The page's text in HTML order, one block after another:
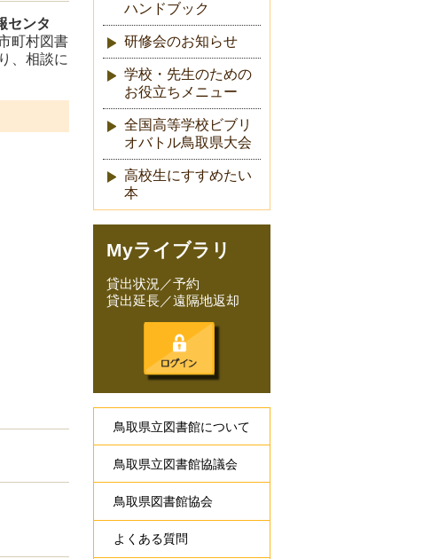
センタ
町村図書
、相談に
ハンドブック
研修会のお知らせ
学校・先生のための
お役立ちメニュー
全国高等学校ビブリ
オバトル鳥取県大会
高校生にすすめたい
本
Myライブラリ
貸出状況／予約
貸出延長／遠隔地返却
鳥取県立図書館について
鳥取県立図書館協議会
鳥取県図書館協会
よくある質問